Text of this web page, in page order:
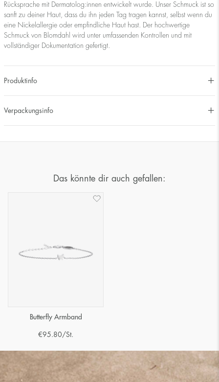
Rücksprache mit Dermatolog:innen entwickelt wurde. Unser Schmuck ist so
sanft zu deiner Haut, dass du ihn jeden Tag tragen kannst, selbst wenn du
eine Nickelallergie oder empfindliche Haut hast. Der hochwertige
Schmuck von Blomdahl wird unter umfassenden Kontrollen und mit
vollständiger Dokumentation gefertigt.
Produktinfo
Verpackungsinfo
Das könnte dir auch gefallen:
Butterfly Armband
€95.80/St.